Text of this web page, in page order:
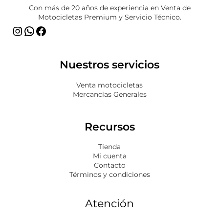
Con más de 20 años de experiencia en Venta de
Motocicletas Premium y Servicio Técnico.
Nuestros servicios
Venta motocicletas
Mercancías Generales
Recursos
Tienda
Mi cuenta
Contacto
Términos y condiciones
Atención